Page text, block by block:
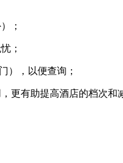
；
；
），以便查询；
更有助提高酒店的档次和